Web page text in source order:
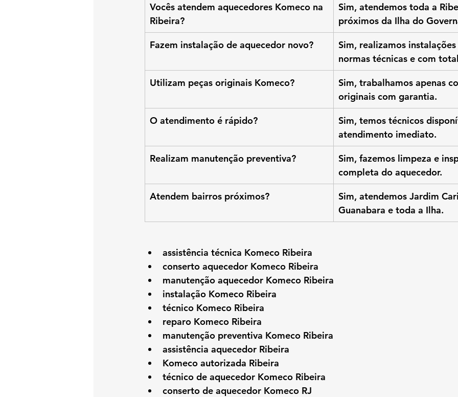
Vocês atendem aquecedores Komeco na
Ribeira?
Sim, atendemos toda a
próximos da Ilha do
Fazem instalação de aquecedor novo?
Sim, realizamos
normas técnicas e com
Utilizam peças originais Komeco?
Sim, trabalhamos apenas
originais com garantia.
O atendimento é rápido?
Sim, temos técnicos
atendimento imediato.
Realizam manutenção preventiva?
Sim, fazemos limpeza e
completa do aquecedor.
Atendem bairros próximos?
Sim, atendemos Jardim
Guanabara e toda a Ilha.
assistência técnica Komeco Ribeira
conserto aquecedor Komeco Ribeira
manutenção aquecedor Komeco Ribeira
instalação Komeco Ribeira
técnico Komeco Ribeira
reparo Komeco Ribeira
manutenção preventiva Komeco Ribeira
assistência aquecedor Ribeira
Komeco autorizada Ribeira
técnico de aquecedor Komeco Ribeira
conserto de aquecedor Komeco RJ